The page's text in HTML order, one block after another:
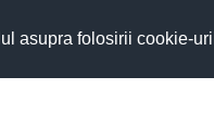
asupra folosirii cookie-